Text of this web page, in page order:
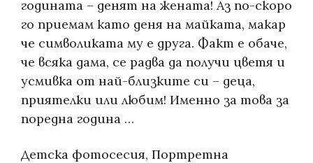
годината – денят на жената! Аз по-скоро
го приемам като деня на майката, макар
че символиката му е друга. Факт е обаче,
че всяка дама, се радва да получи цветя и
усмивка от най-близките си – деца,
приятелки или любим! Именно за това за
поредна година …
Categories:
Детска фотосесия, Портретна